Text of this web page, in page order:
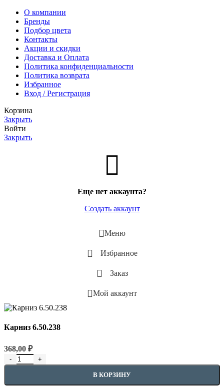
О компании
Бренды
Подбор цвета
Контакты
Акции и скидки
Доставка и Оплата
Политика конфиденциальности
Политика возврата
Избранное
Вход / Регистрация
Корзина
Закрыть
Войти
Закрыть
Еще нет аккаунта?
Создать аккаунт
Меню
Избранное
Заказ
Мой аккаунт
Карниз 6.50.238
368,00 ₽
В КОРЗИНУ